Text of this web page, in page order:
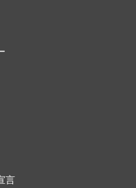
言